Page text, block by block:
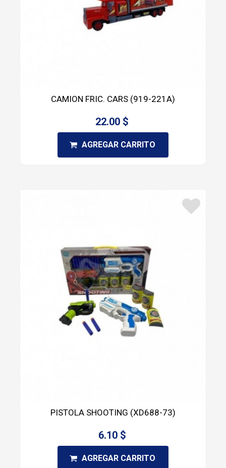
CAMION FRIC. CARS (919-221A)
22.00 $
AGREGAR CARRITO
PISTOLA SHOOTING (XD688-73)
6.10 $
AGREGAR CARRITO